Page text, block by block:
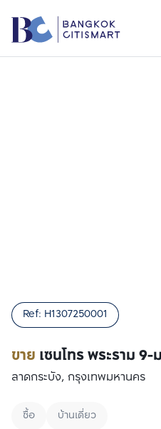
ขาย เซนโทร พระราม
Ref: H1307250001
ลาดกระบัง, กรุงเทพมหานคร
ซื้อ บ้านเดี่ยว
เปรียบเทียบ